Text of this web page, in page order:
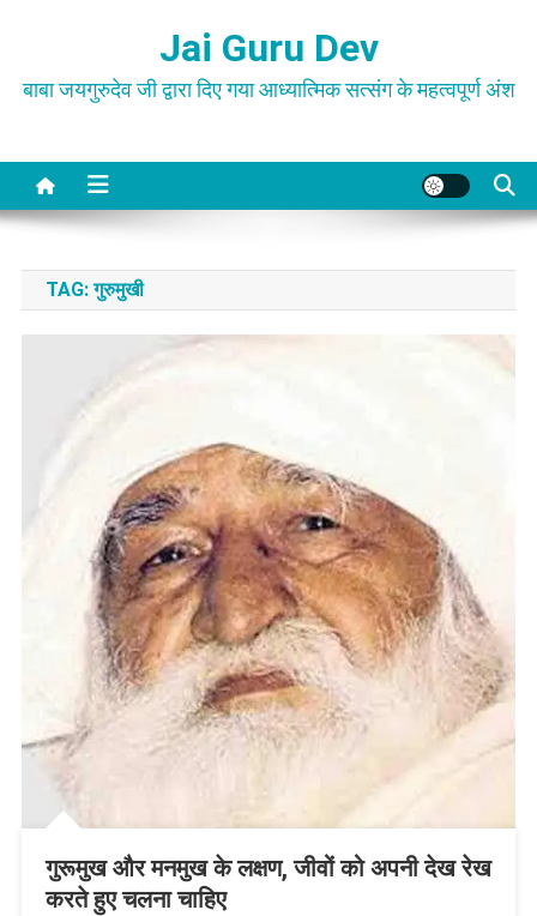
content
Jai Guru Dev
बाबा जयगुरुदेव जी द्वारा दिए गया आध्यात्मिक सत्संग के महत्वपूर्ण अंश
TAG:गुरुमुखी
गुरूमुख और मनमुख के लक्षण, जीवों को अपनी देख रेख
करते हुए चलना चाहिए